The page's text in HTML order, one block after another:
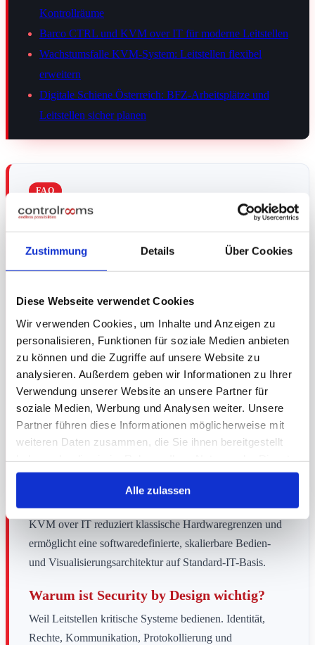
Zustimmung Details Über Cookies
Diese Webseite verwendet Cookies
Wir verwenden Cookies, um Inhalte und Anzeigen zu
personalisieren, Funktionen für soziale Medien anbieten
zu können und die Zugriffe auf unsere Website zu
analysieren. Außerdem geben wir Informationen zu Ihrer
Verwendung unserer Website an unsere Partner für
soziale Medien, Werbung und Analysen weiter. Unsere
Partner führen diese Informationen möglicherweise mit
weiteren Daten zusammen, die Sie ihnen bereitgestellt
gesammelt haben.
Alle zulassen
Kontrollräume
Barco CTRL und KVM over IT für moderne Leitstellen
Wachstumsfalle KVM-System: Leitstellen flexibel
erweitern
Digitale Schiene Österreich: BFZ-Arbeitsplätze und
Leitstellen sicher planen
FAQ
Häufige Fragen zu Leitstelle neu
gedacht: integriert, sicher und
Es bedeutet, eine Leitstelle nicht als Summe einzelner
Produkte zu planen, sondern als integrierte Architektur aus
Raum, Mensch, Technik, Sicherheit und Service.
Welche Rolle spielt Barco CTRL?
Barco CTRL verbindet Videowand und Operator-
Arbeitsplatz in einer skalierbaren Softwareplattform für
KVM over IT reduziert klassische Hardwaregrenzen und
ermöglicht eine softwaredefinierte, skalierbare Bedien-
und Visualisierungsarchitektur auf Standard-IT-Basis.
Warum ist Security by Design wichtig?
Weil Leitstellen kritische Systeme bedienen. Identität,
Rechte, Kommunikation, Protokollierung und